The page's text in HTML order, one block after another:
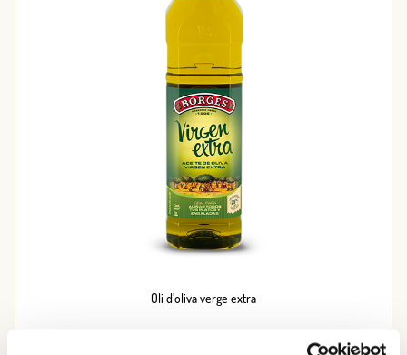
Oli d’oliva verge extra